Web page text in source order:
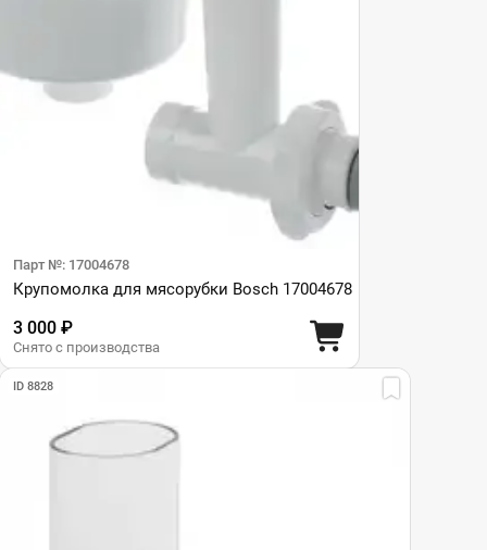
Парт №: 17004678
Крупомолка для мясорубки Bosch 17004678
3 000 ₽
Снято с производства
ID 8828